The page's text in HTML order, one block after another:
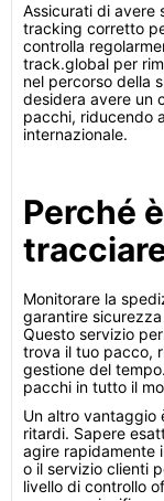
Assicurati di avere
tracking corretto
controlla
track.global per
nel percorso della
desidera avere un
pacchi, riducendo
internazionale.
Perché
Monitorare la
garantire
Questo servizio
trova il tuo pacco,
gestione del
pacchi in tutto il
Un altro vantaggio
ritardi. Sapere
agire rapidamente
o il servizio clienti
livello di controllo